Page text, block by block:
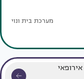
מערכת בית ונוי